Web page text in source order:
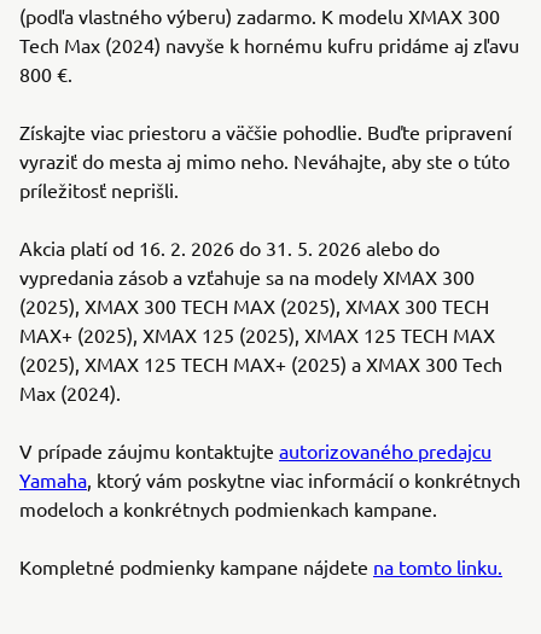
(podľa vlastného výberu) zadarmo. K modelu XMAX 300
Tech Max (2024) navyše k hornému kufru pridáme aj zľavu
800 €.
Získajte viac priestoru a väčšie pohodlie. Buďte pripravení
vyraziť do mesta aj mimo neho. Neváhajte, aby ste o túto
príležitosť neprišli.
Akcia platí od 16. 2. 2026 do 31. 5. 2026 alebo do
vypredania zásob a vzťahuje sa na modely XMAX 300
(2025), XMAX 300 TECH MAX (2025), XMAX 300 TECH
MAX+ (2025), XMAX 125 (2025), XMAX 125 TECH MAX
(2025), XMAX 125 TECH MAX+ (2025) a XMAX 300 Tech
Max (2024).
V prípade záujmu kontaktujte autorizovaného predajcu
Yamaha, ktorý vám poskytne viac informácií o konkrétnych
modeloch a konkrétnych podmienkach kampane.
Kompletné podmienky kampane nájdete na tomto linku.